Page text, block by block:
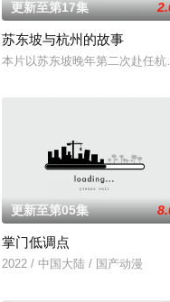
落的荒漠， 穿过现实的迷宫，
竟然血流成河……明明是爱民
更新至第17集
苏东坡与杭州的故事
本片以苏东坡晚年第二次赴任
率!天蚕土豆内容监制，爱奇艺
川自小立下为母复仇的誓言
更新至第05集
掌门低调点
2022 / 中国大陆 / 国产动漫